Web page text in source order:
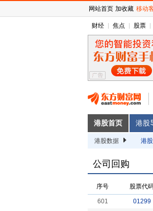
财经 焦点 股票
港股首页 港股
港股数据 港
公司回购
序号 股票代
601 01299
网站首页 加收藏 移动